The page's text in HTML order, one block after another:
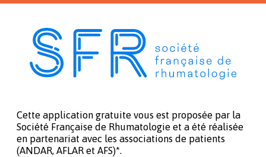
Cette application gratuite vous est proposée par la
Société Française de Rhumatologie et a été réalisée
en partenariat avec les associations de patients
(ANDAR, AFLAR et AFS)*.